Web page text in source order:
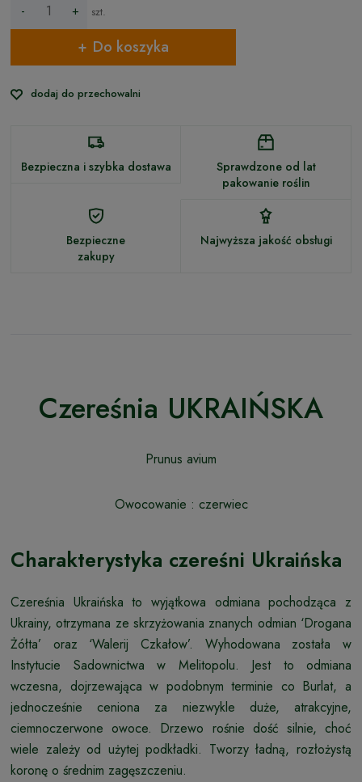
- + szt.
Do koszyka
dodaj do przechowalni
Bezpieczna i szybka dostawa
Sprawdzone od lat
pakowanie roślin
Bezpieczne
zakupy
Najwyższa jakość obsługi
Czereśnia UKRAIŃSKA
Prunus avium
Owocowanie : czerwiec
Charakterystyka czereśni Ukraińska
Czereśnia Ukraińska to wyjątkowa odmiana pochodząca z
Ukrainy, otrzymana ze skrzyżowania znanych odmian ‘Drogana
Żółta’ oraz ‘Walerij Czkałow’. Wyhodowana została w
Instytucie Sadownictwa w Melitopolu. Jest to odmiana
wczesna, dojrzewająca w podobnym terminie co Burlat, a
jednocześnie ceniona za niezwykle duże, atrakcyjne,
ciemnoczerwone owoce. Drzewo rośnie dość silnie, choć
wiele zależy od użytej podkładki. Tworzy ładną, rozłożystą
koronę o średnim zagęszczeniu.